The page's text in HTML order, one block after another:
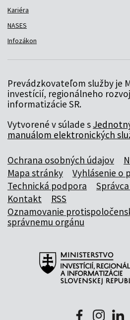
Kariéra
NASES
Infozákon
Prevádzkovateľom služby je
investícií, regionálneho
informatizácie SR.
Vytvorené v súlade s
manuálom elektronických
Ochrana osobných údajov
Mapa stránky
Vyhlásenie o
Technická podpora
Kontakt
RSS
Oznamovanie
správnemu orgánu